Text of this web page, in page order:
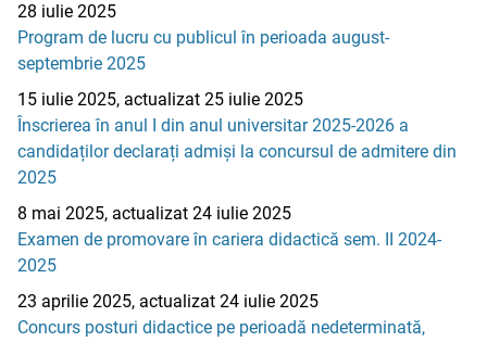
28 iulie 2025
Program de lucru cu publicul în perioada august-
septembrie 2025
15 iulie 2025, actualizat 25 iulie 2025
Înscrierea în anul I din anul universitar 2025-2026 a
candidaților declarați admiși la concursul de admitere din
2025
8 mai 2025, actualizat 24 iulie 2025
Examen de promovare în cariera didactică sem. II 2024-
2025
23 aprilie 2025, actualizat 24 iulie 2025
Concurs posturi didactice pe perioadă nedeterminată,